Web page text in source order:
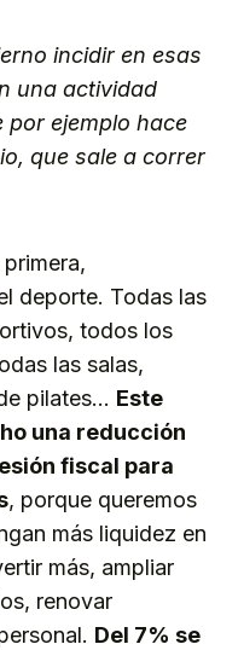
incidir en esas
una actividad
por ejemplo hace
que sale a correr
deporte. Todas las
todos los
las salas,
pilates… Este
una reducción
fiscal para
, porque queremos
más liquidez en
más, ampliar
renovar
Del 7% se